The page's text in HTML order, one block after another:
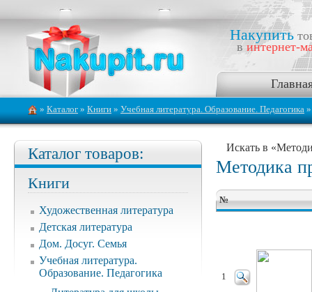
Накупить
в интернет-
» Каталог » Книги » Учебная литература. Образование. Педагогика
Каталог товаров:
Книги
Художественная литература
Детская литература
Дом. Досуг. Семья
Учебная литература.
Образование. Педагогика
Искать в
Методика
№
1